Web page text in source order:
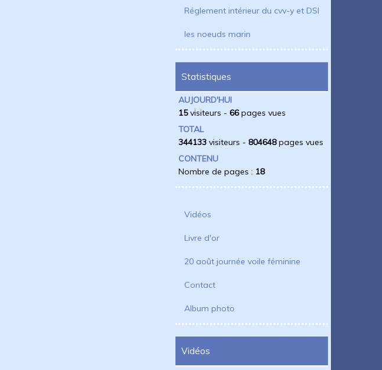
Réglement intérieur du cvv-y et DSI
les noeuds marin
Statistiques
AUJOURD'HUI
15visiteurs - 66pages vues
TOTAL
344133visiteurs - 804648pages vues
CONTENU
Nombre de pages : 18
Vidéos
Livre d'or
20 août journée voile féminine
Contact
Album photo
Vidéos